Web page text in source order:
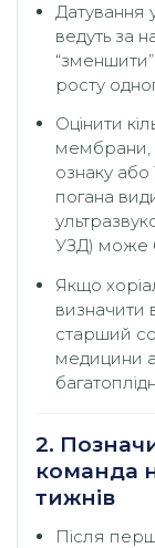
Датування
ведуть за
росту
Оцінити
мембрани,
ознаку
погана
УЗД) може
Якщо
визначити
старший
медицини
2.
команда
тижнів
Після